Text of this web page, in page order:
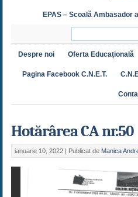
EPAS – Scoală Ambasador
Despre noi Oferta Educațională
Pagina Facebook C.N.E.T.
Hotărârea CA nr.50
ianuarie 10, 2022 | Publicat de Manica